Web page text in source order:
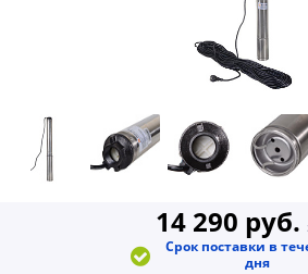
14 290 руб.
Срок поставки в
дня